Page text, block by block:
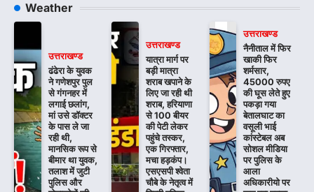
Weather
उत्तराखण्ड
ढंढेरा के युवक
ने गणेशपुर पुल
से गंगनहर में
लगाई छलांग,
मां उसे डॉक्टर
के पास ले जा
रही थी,
मानसिक रूप से
बीमार था युवक,
तलाश में जुटी
पुलिस और
उत्तराखण्ड
यात्रा मार्ग पर
बड़ी मात्रा
शराब खपाने के
लिए जा रही थी
शराब, हरियाणा
से 100 बीयर
की पेटी लेकर
पहुंचे तस्कर,
एक गिरफ्तार,
मचा हड़कंप।
एसएसपी श्वेता
चौबे के नेतृत्व में
उत्तराखण्ड
नैनीताल में फिर
खाकी फिर
शर्मसार,
45000 रुपए
की घूस लेते हुए
पकड़ा गया
बेतालघाट का
वसूली भाई
कांस्टेबल अब
सोशल मीडिया
पर पुलिस के
आला
अधिकारीयो पर